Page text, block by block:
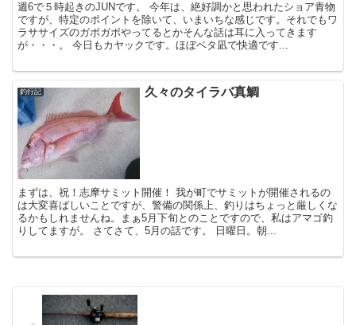
週6で５時起きのJUNです。 今年は、絶好調かと思われたショア青物
ですが、特定のポイントを除いて、いまいちな感じです。それでもワ
ラササイズのガボガボやってるとかそんな話は耳に入ってきます
が・・・。 今日もカヤックです。ほぼベタ凪で快適です...
釣行記 久々のタイラバ真鯛
まずは、祝！志摩サミット開催！ 我が町でサミットが開催されるの
は大変喜ばしいことですが、警備の関係上、釣りはちょっと厳しくな
るかもしれませんね。まぁ5月下旬とのことですので、私はアマゴ釣
りしてますが。 さてさて、5月の話です。 日曜日。朝...